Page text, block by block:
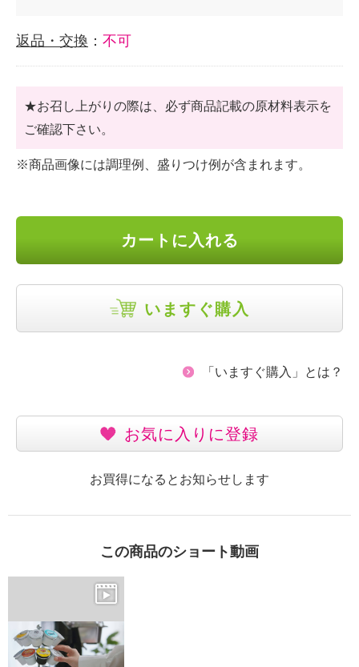
返品・交換 ： 不可
★お召し上がりの際は、必ず商品記載の原材料表示を
ご確認下さい。
※商品画像には調理例、盛りつけ例が含まれます。
カートに入れる
いますぐ購入
「いますぐ購入」とは？
お気に入りに登録
お買得になるとお知らせします
この商品のショート動画